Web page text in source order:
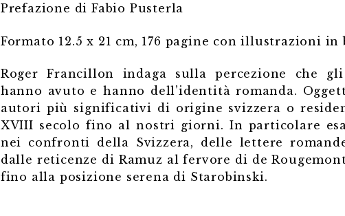
Prefazione di Fabio Pusterla
Formato 12.5 x 21 cm, 176 pagine con illustrazioni in
Roger Francillon indaga sulla percezione che
hanno avuto e hanno dell’identità romanda.
autori più significativi di origine svizzera o
XVIII secolo fino al nostri giorni. In particolare
nei confronti della Svizzera, delle lettere
dalle reticenze di Ramuz al fervore di de
fino alla posizione serena di Starobinski.